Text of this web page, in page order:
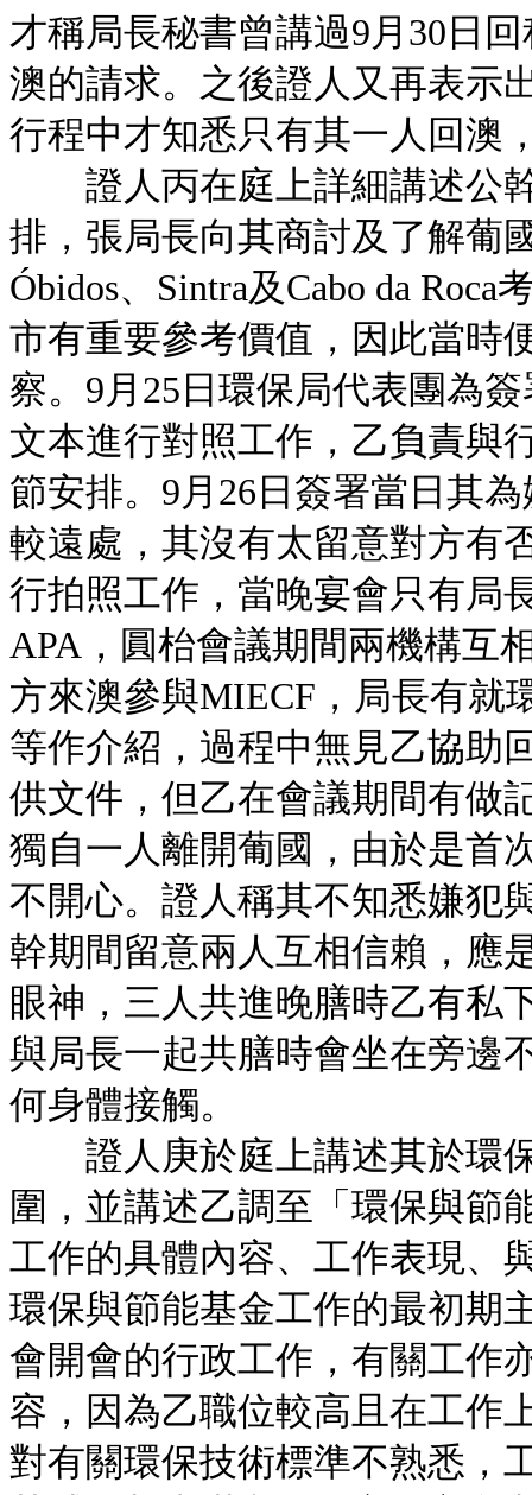
才稱局長秘書曾講過9月30日
澳的請求。之後證人又再表示
行程中才知悉只有其一人回澳
證人丙在庭上詳細講述公幹
排，張局長向其商討及了解葡
Óbidos、Sintra及Cabo da
市有重要參考價值，因此當時
察。9月25日環保局代表團為
文本進行對照工作，乙負責與
節安排。9月26日簽署當日其
較遠處，其沒有太留意對方有
行拍照工作，當晚宴會只有局
APA，圓枱會議期間兩機構互
方來澳參與MIECF，局長有就
等作介紹，過程中無見乙協助
供文件，但乙在會議期間有做
獨自一人離開葡國，由於是首
不開心。證人稱其不知悉嫌犯
幹期間留意兩人互相信賴，應
眼神，三人共進晚膳時乙有私
與局長一起共膳時會坐在旁邊
何身體接觸。
證人庚於庭上講述其於環保
圍，並講述乙調至「環保與節
工作的具體內容、工作表現、
環保與節能基金工作的最初期
會開會的行政工作，有關工作
容，因為乙職位較高且在工作
對有關環保技術標準不熟悉，